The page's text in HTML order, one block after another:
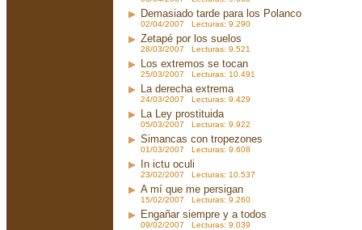
Demasiado tarde para los Polanco
02/04/2007 Lecturas: 9.290
Zetapé por los suelos
28/03/2007 Lecturas: 9.521
Los extremos se tocan
25/03/2007 Lecturas: 10.491
La derecha extrema
24/03/2007 Lecturas: 9.429
La Ley prostituida
05/03/2007 Lecturas: 9.922
Simancas con tropezones
01/03/2007 Lecturas: 9.608
In ictu oculi
23/02/2007 Lecturas: 10.537
A mí que me persigan
15/02/2007 Lecturas: 9.260
Engañar siempre y a todos
09/02/2007 Lecturas: 9.039